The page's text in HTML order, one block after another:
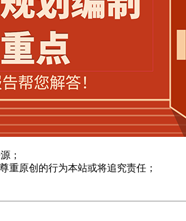
；
重原创的行为本站或将追究责任；